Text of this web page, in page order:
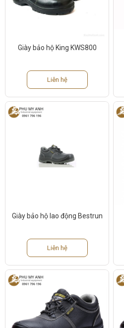
Giày bảo hộ King KWS800
Liên hệ
Giày bảo hộ lao động Bestrun
Liên hệ